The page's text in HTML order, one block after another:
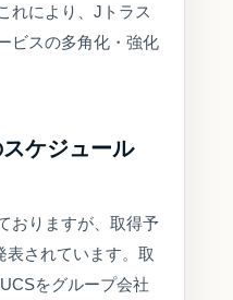
れにより、Jトラス
ビスの多角化・強化
ケジュール
おりますが、取得予
表されています。取
をグループ会社